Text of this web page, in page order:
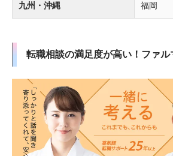
九州・沖縄 福岡
転職相談の満足度が高い！ファル